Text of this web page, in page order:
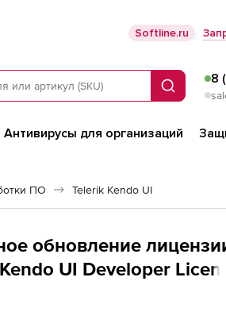
Softline.ru
Поиск
8
Антивирусы для организаций
ПО Telerik Kendo UI
обновление
UI Developer
PHP - Priority Support